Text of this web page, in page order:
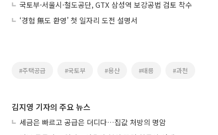
국토부·서울시·철도공단, GTX 삼성역 보강공법 검토 착수
‘경험 無도 환영’ 첫 일자리 도전 설명서
#주택공급 #국토부 #용산 #태릉 #과천
김지영 기자의 주요 뉴스
세금은 빠르고 공급은 더디다…집값 처방의 명암